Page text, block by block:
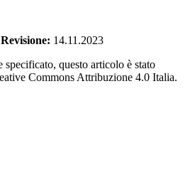
Revisione: 14.11.2023
specificato, questo articolo è stato
Commons Attribuzione 4.0 Italia.